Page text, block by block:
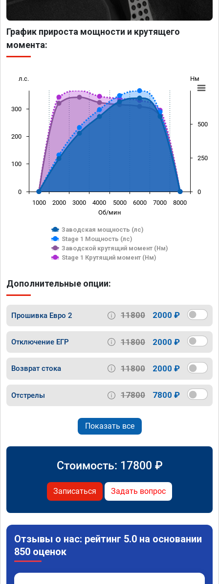
График прироста мощности и крутящего
момента:
Об/мин
л.с. Нм
Заводская мощность (лс)
Stage 1 Мощность (лс)
Заводской крутящий момент (Нм)
Stage 1 Крутящий момент (Нм)
1000 2000 3000 4000 5000 6000 7000 8000
0
100
200
300
0
250
500
Дополнительные опции:
Прошивка Евро 2 11800 2000 ₽
Отключение ЕГР 11800 2000 ₽
Возврат стока 11800 2000 ₽
Отстрелы 17800 7800 ₽
Показать все
Стоимость: 17800 ₽
Записаться Задать вопрос
Отзывы о нас: рейтинг 5.0 на основании
850 оценок